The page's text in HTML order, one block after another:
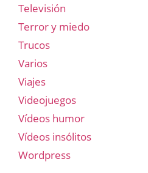
Televisión
Terror y miedo
Trucos
Varios
Viajes
Videojuegos
Vídeos humor
Vídeos insólitos
Wordpress